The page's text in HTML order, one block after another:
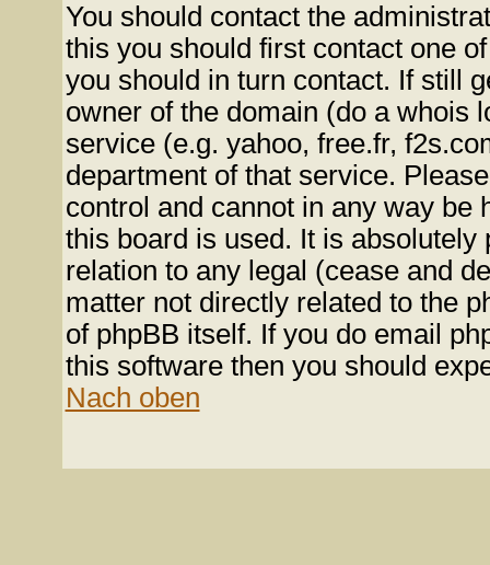
You should contact the
this you should first contact one
you should in turn contact. If still
owner of the domain (do a whois
service (e.g. yahoo, free.fr,
department of that service.
control and cannot in any way be
this board is used. It is
relation to any legal (cease and
matter not directly related to the
of phpBB itself. If you do email
this software then you should
Nach oben